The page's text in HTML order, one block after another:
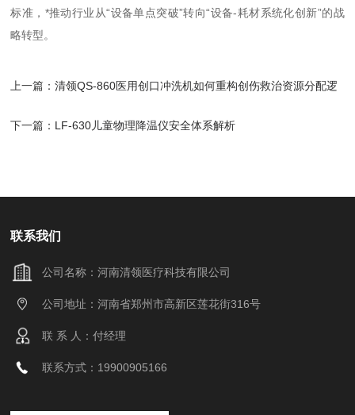
标准，*推动行业从“设备单点突破”转向“设备-耗材系统化创新”的战
略转型。
上一篇：清领QS-860医用创口冲洗机如何重构创伤救治资源分配逻
下一篇： LF-630儿童物理降温仪安全体系解析
联系我们
公司名称：河南清领医疗科技有限公司
公司地址：河南省郑州市高新区莲花街316号
联 系 人：付经理
联系方式：19900905166